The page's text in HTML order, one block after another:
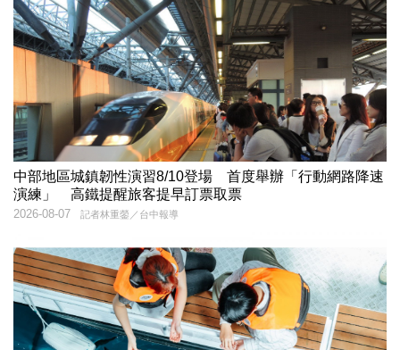
中部地區城鎮韌性演習8/10登場 首度舉辦「行動網路降速
演練」 高鐵提醒旅客提早訂票取票
記者林重鎣／台中報導
2026-08-07